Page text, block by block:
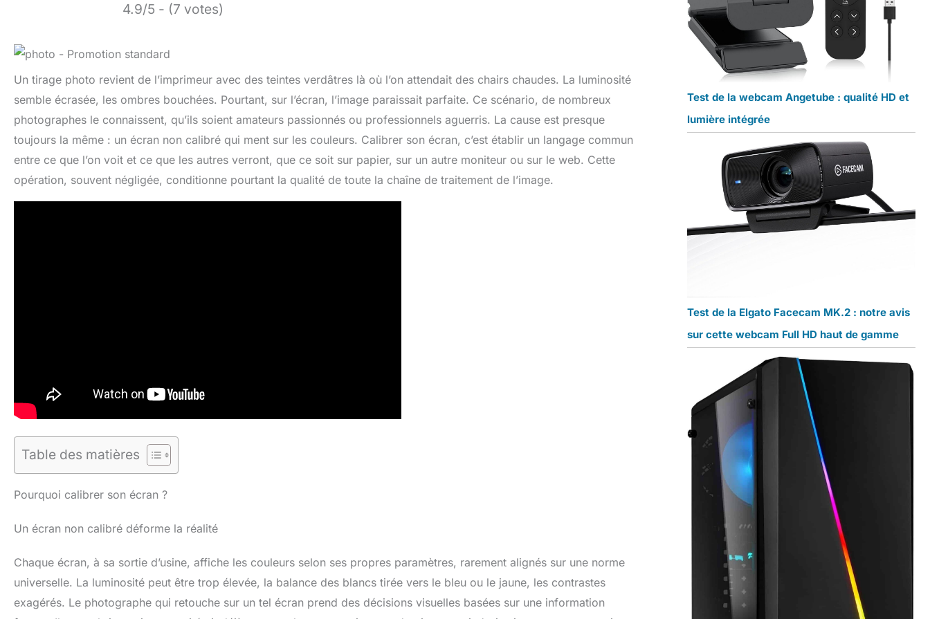
4.9/5 - (7 votes)
Un tirage photo revient de l’imprimeur avec des teintes verdâtres là où l’on attendait des chairs chaudes. La luminosité
semble écrasée, les ombres bouchées. Pourtant, sur l’écran, l’image paraissait parfaite. Ce scénario, de nombreux
photographes le connaissent, qu’ils soient amateurs passionnés ou professionnels aguerris. La cause est presque
toujours la même : un écran non calibré qui ment sur les couleurs. Calibrer son écran, c’est établir un langage commun
entre ce que l’on voit et ce que les autres verront, que ce soit sur papier, sur un autre moniteur ou sur le web. Cette
opération, souvent négligée, conditionne pourtant la qualité de toute la chaîne de traitement de l’image.
Table des matières
Pourquoi calibrer son écran ?
Un écran non calibré déforme la réalité
Chaque écran, à sa sortie d’usine, affiche les couleurs selon ses propres paramètres, rarement alignés sur une norme
universelle. La luminosité peut être trop élevée, la balance des blancs tirée vers le bleu ou le jaune, les contrastes
exagérés. Le photographe qui retouche sur un tel écran prend des décisions visuelles basées sur une information
Test de la webcam Angetube : qualité HD et
lumière intégrée
Test de la Elgato Facecam MK.2 : notre avis
sur cette webcam Full HD haut de gamme